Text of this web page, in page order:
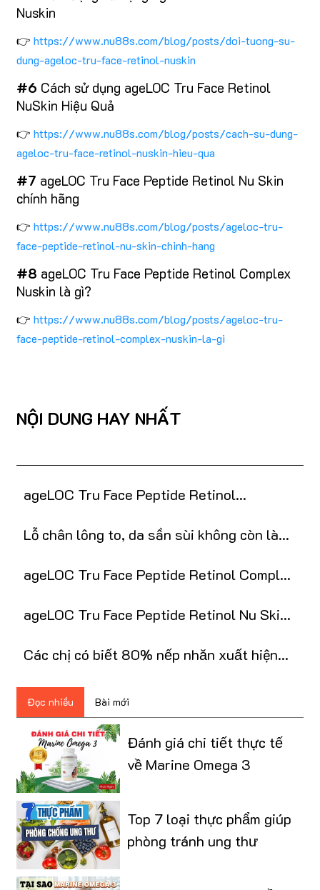
Nuskin
👉 https://www.nu88s.com/blog/posts/doi-tuong-su-
dung-ageloc-tru-face-retinol-nuskin
#6 Cách sử dụng ageLOC Tru Face Retinol
NuSkin Hiệu Quả
👉 https://www.nu88s.com/blog/posts/cach-su-dung-
ageloc-tru-face-retinol-nuskin-hieu-qua
#7 ageLOC Tru Face Peptide Retinol Nu Skin
chính hãng
👉 https://www.nu88s.com/blog/posts/ageloc-tru-
face-peptide-retinol-nu-skin-chinh-hang
#8 ageLOC Tru Face Peptide Retinol Complex
Nuskin là gì?
👉 https://www.nu88s.com/blog/posts/ageloc-tru-
face-peptide-retinol-complex-nuskin-la-gi
NỘI DUNG HAY NHẤT
ageLOC Tru Face Peptide Retinol
Lỗ chân lông to, da sần sùi không còn là
ageLOC Tru Face Peptide Retinol Complex
ageLOC Tru Face Peptide Retinol Nu Skin
Các chị có biết 80% nếp nhăn xuất hiện
Đọc nhiều Bài mới
Đánh giá chi tiết thực tế
về Marine Omega 3
Top 7 loại thực phẩm giúp
phòng tránh ung thư